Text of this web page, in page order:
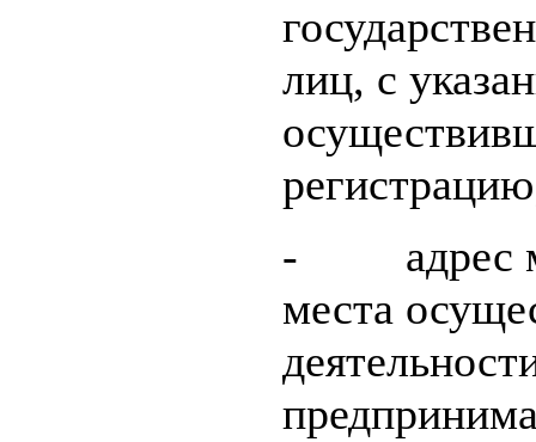
лиц, с
- адрес
места